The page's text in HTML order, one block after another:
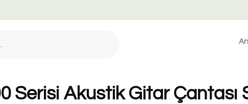
Serisi Akustik Gitar Çantası